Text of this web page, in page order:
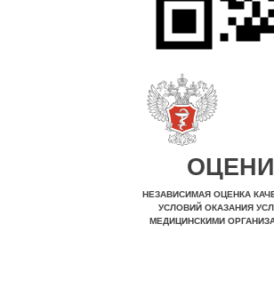
НЕЗАВИСИМАЯ ОЦЕНКА
УСЛОВИЙ ОКАЗАНИЯ
МЕДИЦИНСКИМИ